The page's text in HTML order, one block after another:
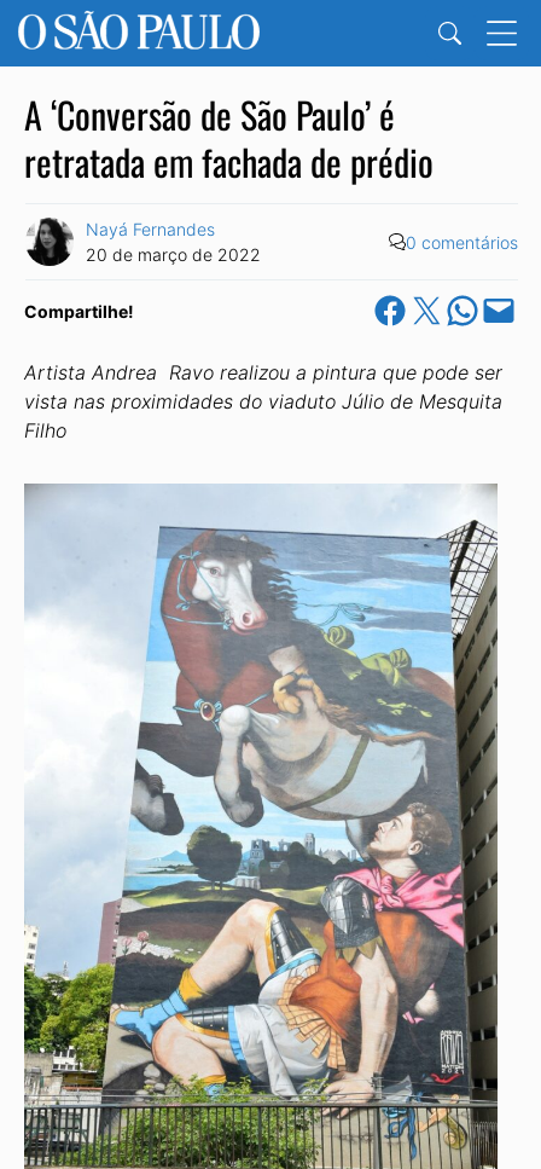
A ‘Conversão de São Paulo’ é
retratada em fachada de prédio
Nayá Fernandes
20 de março de 2022
0 comentários
Compartilhe! Share on Facebook
Share on X Share on
Email this
Artista Andrea Ravo realizou a pintura que pode ser
vista nas proximidades do viaduto Júlio de Mesquita
Filho